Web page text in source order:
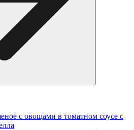
с овощами в томатном соусе с